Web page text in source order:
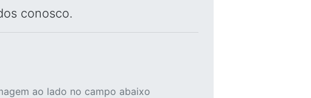
conosco.
ao lado no campo abaixo